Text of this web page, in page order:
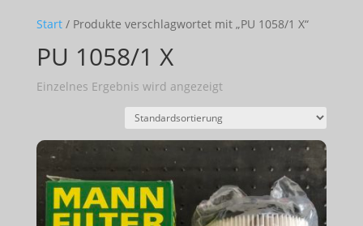
Start/ Produkte verschlagwortet mit „PU 1058/1 X“
PU 1058/1 X
Einzelnes Ergebnis wird angezeigt